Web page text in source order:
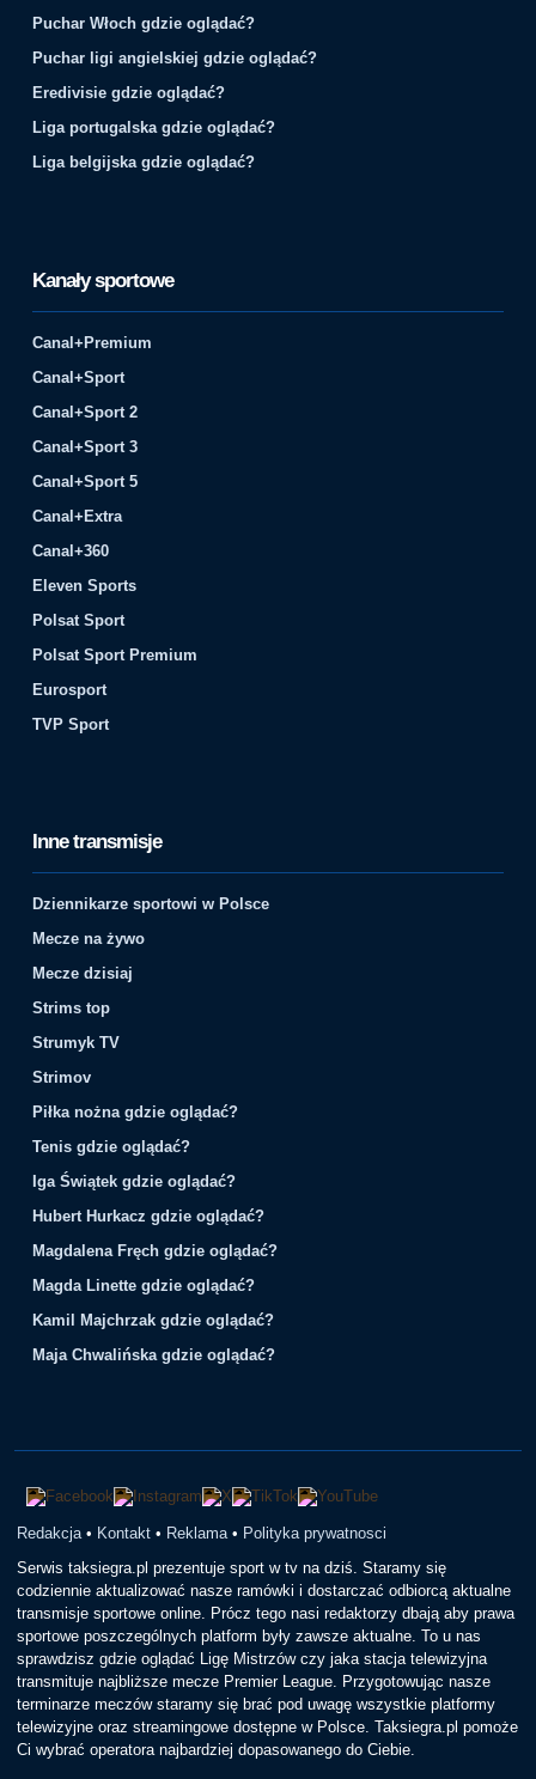
Puchar Włoch gdzie oglądać?
Puchar ligi angielskiej gdzie oglądać?
Eredivisie gdzie oglądać?
Liga portugalska gdzie oglądać?
Liga belgijska gdzie oglądać?
Kanały sportowe
Canal+Premium
Canal+Sport
Canal+Sport 2
Canal+Sport 3
Canal+Sport 5
Canal+Extra
Canal+360
Eleven Sports
Polsat Sport
Polsat Sport Premium
Eurosport
TVP Sport
Inne transmisje
Dziennikarze sportowi w Polsce
Mecze na żywo
Mecze dzisiaj
Strims top
Strumyk TV
Strimov
Piłka nożna gdzie oglądać?
Tenis gdzie oglądać?
Iga Świątek gdzie oglądać?
Hubert Hurkacz gdzie oglądać?
Magdalena Fręch gdzie oglądać?
Magda Linette gdzie oglądać?
Kamil Majchrzak gdzie oglądać?
Maja Chwalińska gdzie oglądać?
Redakcja • Kontakt • Reklama • Polityka prywatnosci
Serwis taksiegra.pl prezentuje sport w tv na dziś. Staramy się
codziennie aktualizować nasze ramówki i dostarczać odbiorcą aktualne
transmisje sportowe online. Prócz tego nasi redaktorzy dbają aby prawa
sportowe poszczególnych platform były zawsze aktualne. To u nas
sprawdzisz gdzie oglądać Ligę Mistrzów czy jaka stacja telewizyjna
transmituje najbliższe mecze Premier League. Przygotowując nasze
terminarze meczów staramy się brać pod uwagę wszystkie platformy
telewizyjne oraz streamingowe dostępne w Polsce. Taksiegra.pl pomoże
Ci wybrać operatora najbardziej dopasowanego do Ciebie.